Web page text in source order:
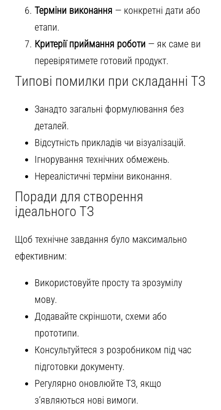
Терміни виконання — конкретні дати або
етапи.
Критерії приймання роботи — як саме ви
перевірятимете готовий продукт.
Типові помилки при складанні ТЗ
Занадто загальні формулювання без
деталей.
Відсутність прикладів чи візуалізацій.
Ігнорування технічних обмежень.
Нереалістичні терміни виконання.
Поради для створення
ідеального ТЗ
Щоб технічне завдання було максимально
ефективним:
Використовуйте просту та зрозумілу
мову.
Додавайте скріншоти, схеми або
прототипи.
Консультуйтеся з розробником під час
підготовки документу.
Регулярно оновлюйте ТЗ, якщо
з’являються нові вимоги.